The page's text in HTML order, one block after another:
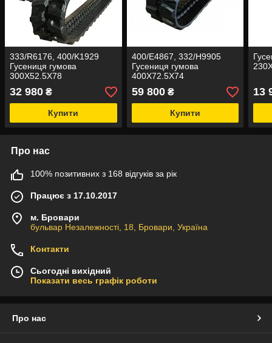
333/R6176, 400/K1929
Гусениця гумова
300X52.5X78
32 980 ₴
Купити
400/E4867, 332/H9905
Гусениця гумова
400X72.5X74
59 800₴
Купити
13
Про нас
100% позитивних з 168 відгуків за рік
Працює з 17.10.2017
м. Бровари
бульвар Незалежності, 18, Бровари, Україна
Контакти
Сьогодні вихідний
Показати весь графік роботи
Про нас